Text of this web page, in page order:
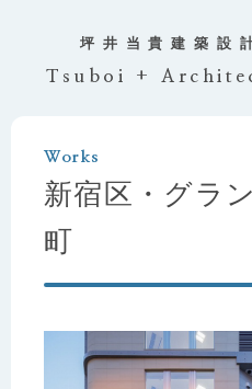
坪井当貴建築設
Tsuboi +
Works
新宿区・グラ
町